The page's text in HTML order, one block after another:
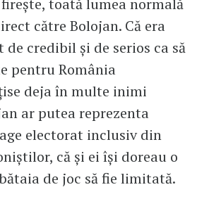
toată lumea normală
către Bolojan. Că era
credibil și de serios ca să
pentru România
deja în multe inimi
ar putea reprezenta
electorat inclusiv din
că și ei își doreau o
de joc să fie limitată.